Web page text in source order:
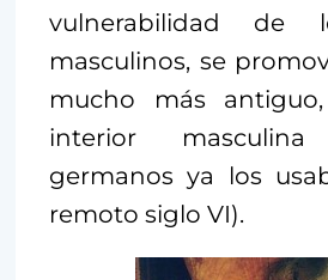
vulnerabilidad de
masculinos, se
mucho más
interior
germanos ya los
remoto siglo VI).